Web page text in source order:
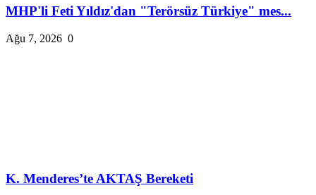
MHP'li Feti Yıldız'dan "Terörsüz Türkiye" mes...
Ağu 7, 2026 0
K. Menderes’te AKTAŞ Bereketi